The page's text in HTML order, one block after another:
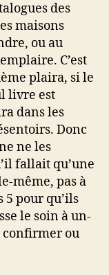
des
maisons
ou au
C’est
plaira, si le
livre est
dans les
Donc
ne les
fallait qu’une
même, pas à
pour qu’ils
le soin à un-
confirmer ou